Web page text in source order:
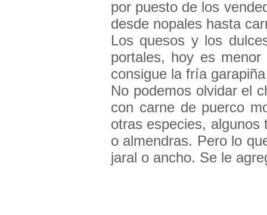
por puesto de los
desde nopales hasta
Los quesos y los
portales, hoy es
consigue la fría
No podemos olvidar el
con carne de puerco
otras especies, algunos
o almendras. Pero lo
jaral o ancho. Se le